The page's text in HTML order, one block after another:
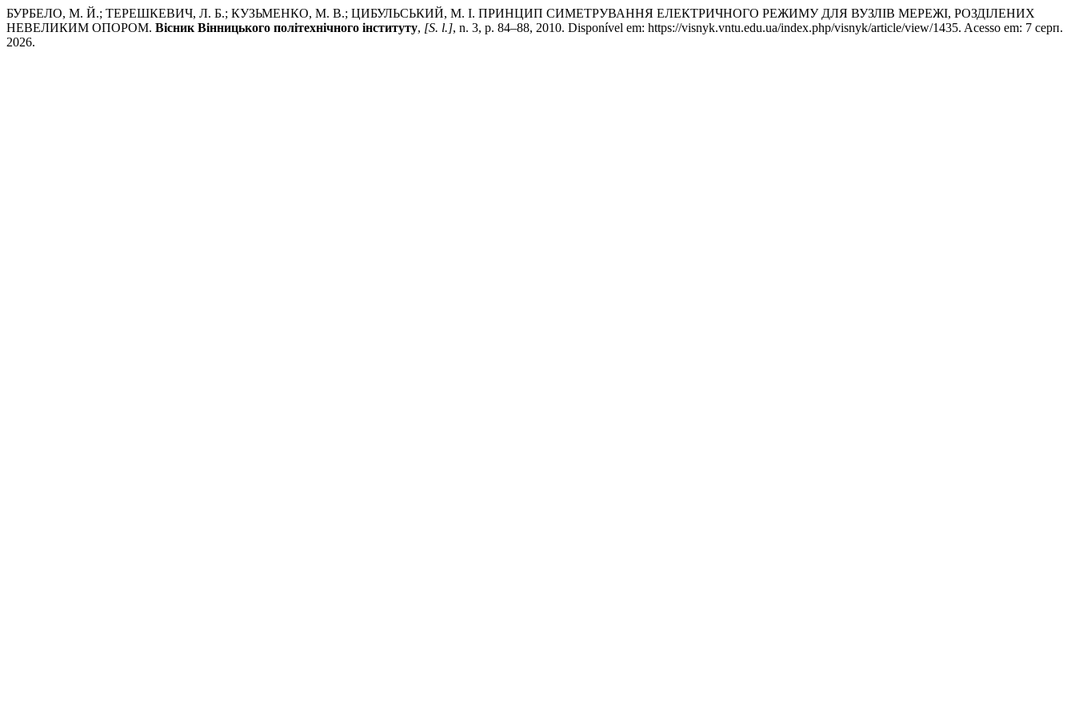
БУРБЕЛО, М. Й.; ТЕРЕШКЕВИЧ, Л. Б.; КУЗЬМЕНКО, М. В.; ЦИБУЛЬСЬКИЙ, М. І. ПРИНЦИП СИМЕТРУВАННЯ ЕЛЕКТРИЧНОГО РЕЖИМУ ДЛЯ ВУЗЛІВ МЕРЕЖІ, РОЗДІЛЕНИХ
НЕВЕЛИКИМ ОПОРОМ. Вісник Вінницького політехнічного інституту, [S. l.], n. 3, p. 84–88, 2010. Disponível em: https://visnyk.vntu.edu.ua/index.php/visnyk/article/view/1435. Acesso em: 7 серп.
2026.